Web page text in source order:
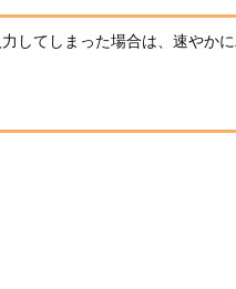
してしまった場合は、速やか